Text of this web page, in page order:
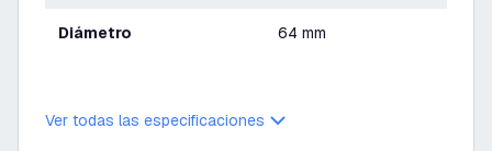
Diámetro 64 mm
Ver todas las especificaciones